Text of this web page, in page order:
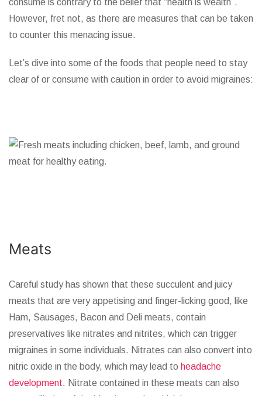
consume is contrary to the belief that “health is wealth”.
However, fret not, as there are measures that can be taken
to counter this menacing issue.
Let’s dive into some of the foods that people need to stay
clear of or consume with caution in order to avoid migraines:
Meats
Careful study has shown that these succulent and juicy
meats that are very appetising and finger-licking good, like
Ham, Sausages, Bacon and Deli meats, contain
preservatives like nitrates and nitrites, which can trigger
migraines in some individuals. Nitrates can also convert into
nitric oxide in the body, which may lead to headache
development. Nitrate contained in these meats can also